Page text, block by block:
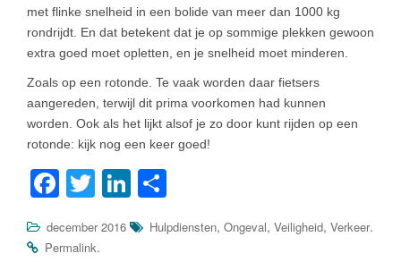
met flinke snelheid in een bolide van meer dan 1000 kg
rondrijdt. En dat betekent dat je op sommige plekken gewoon
extra goed moet opletten, en je snelheid moet minderen.
Zoals op een rotonde. Te vaak worden daar fietsers
aangereden, terwijl dit prima voorkomen had kunnen
worden. Ook als het lijkt alsof je zo door kunt rijden op een
rotonde: kijk nog een keer goed!
F
c
T
tt
Li
k
e
december 2016 Hulpdiensten, Ongeval, Veiligheid, Verkeer.
Permalink.